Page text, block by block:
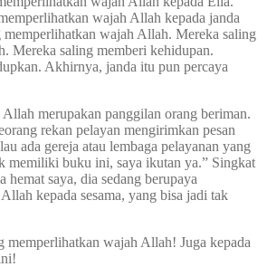
wajah Allah kepada janda
memperlihatkan wajah Allah. Mereka saling
Mereka saling memberi kehidupan.
Akhirnya, janda itu pun percaya
merupakan panggilan orang beriman.
rekan pelayan mengirimkan pesan
ada gereja atau lembaga pelayanan yang
memiliki buku ini, saya ikutan ya.” Singkat
hemat saya, dia sedang berupaya
kepada sesama, yang bisa jadi tak
memperlihatkan wajah Allah! Juga kepada